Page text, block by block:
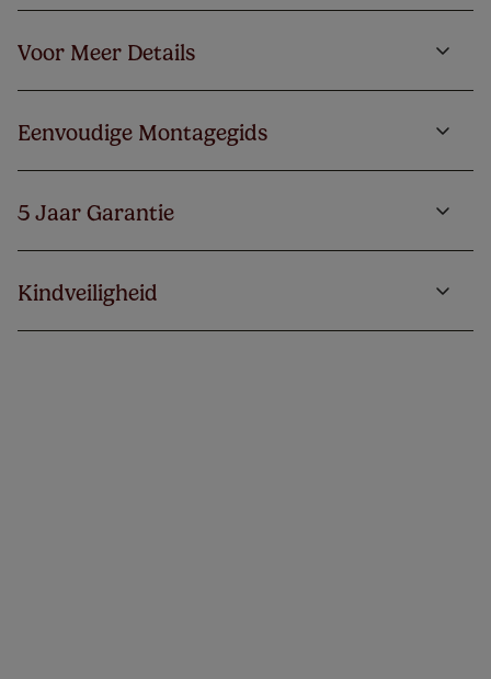
Voor Meer Details
Eenvoudige Montagegids
5 Jaar Garantie
Kindveiligheid